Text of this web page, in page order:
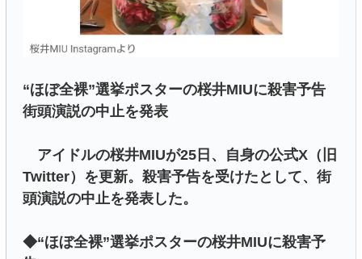
“ほぼ全裸”選挙ポスターの桜井MIUに殺害予告
街頭演説の中止を発表
アイドルの桜井MIUが25日、自身の公式X（旧
Twitter）を更新。殺害予告を受けたとして、街
頭演説の中止を発表した。
◆“ほぼ全裸”選挙ポスターの桜井MIUに殺害予